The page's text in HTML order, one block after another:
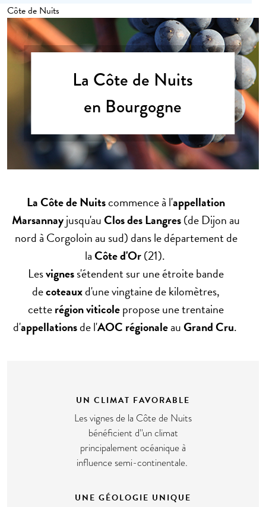
Côte de Nuits
La Côte de Nuits
en Bourgogne
La Côte de Nuitscommence à l'appellation
Marsannayjusqu'auClos des Langres(de Dijon au
nord à Corgoloin au sud) dans le département de
laCôte d'Or(21).
Lesvigness'étendent sur une étroite bande
decoteauxd'une vingtaine de kilomètres,
cetterégion viticolepropose une trentaine
d'appellationsde l'AOC régionaleauGrand Cru.
UN CLIMAT FAVORABLE
Les vignes de la Côte de Nuits
bénéficient d''un climat
principalement océanique à
influence semi-continentale.
UNE GÉOLOGIE UNIQUE